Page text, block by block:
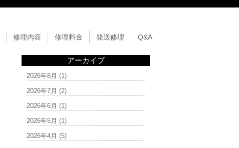
修理内容 修理料金 発送修理 Q&A
アーカイブ
2026年8月 (1)
2026年7月 (2)
2026年6月 (1)
2026年5月 (1)
2026年4月 (5)